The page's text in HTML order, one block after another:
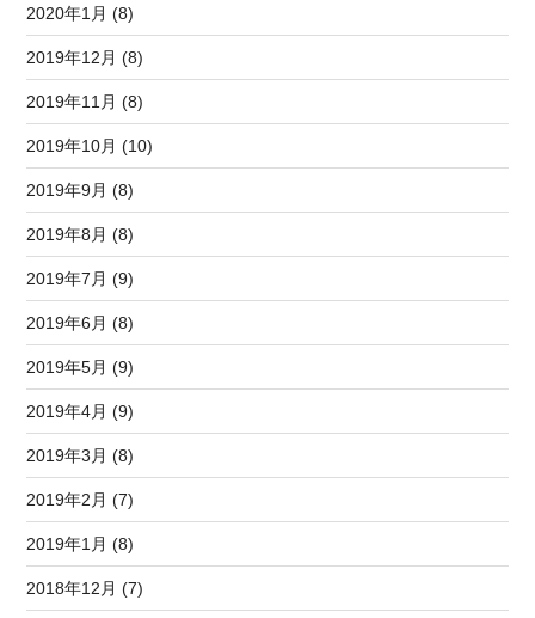
2020年1月 (8)
2019年12月 (8)
2019年11月 (8)
2019年10月 (10)
2019年9月 (8)
2019年8月 (8)
2019年7月 (9)
2019年6月 (8)
2019年5月 (9)
2019年4月 (9)
2019年3月 (8)
2019年2月 (7)
2019年1月 (8)
2018年12月 (7)